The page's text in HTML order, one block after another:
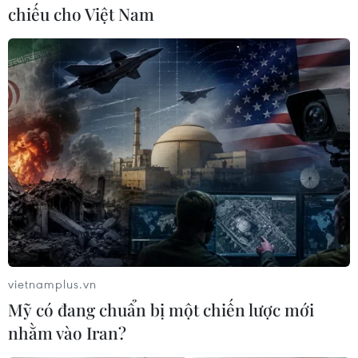
Tổng thống Trump chỉ trích cựu Cố vấn
An ninh quốc gia John Bolton
30/01/2020 00:48
Tổng thống Trump nói rằng cựu trợ lý hàng đầu John
Bolton đã "cầu xin" một công việc và đã "phạm phải
những quyết định sai lầm" trong nhiệm kỳ của mình.
chiếu cho Việt Nam
vietnamplus.vn
Mỹ có đang chuẩn bị một chiến lược mới
nhằm vào Iran?